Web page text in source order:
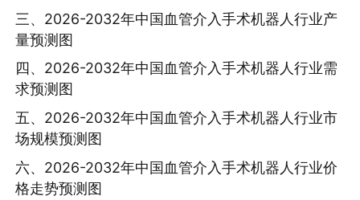
三、2026-2032年中国血管介入手术机器人行业产
量预测图
四、2026-2032年中国血管介入手术机器人行业需
求预测图
五、2026-2032年中国血管介入手术机器人行业市
场规模预测图
六、2026-2032年中国血管介入手术机器人行业价
格走势预测图